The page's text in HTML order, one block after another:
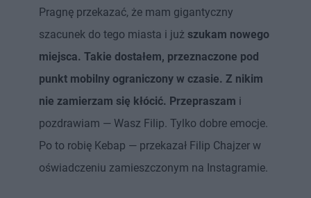
Pragnę przekazać, że mam gigantyczny
szacunek do tego miasta i już szukam nowego
miejsca. Takie dostałem, przeznaczone pod
punkt mobilny ograniczony w czasie. Z nikim
nie zamierzam się kłócić. Przepraszam i
pozdrawiam — Wasz Filip. Tylko dobre emocje.
Po to robię Kebap — przekazał Filip Chajzer w
oświadczeniu zamieszczonym na Instagramie.